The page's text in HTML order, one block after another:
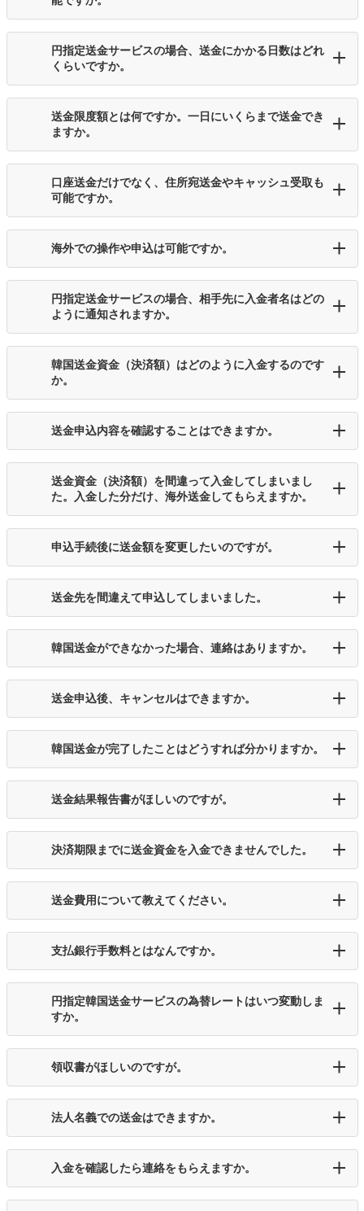
円指定送金サービスの場合、送金にかかる日数はどれ
くらいですか。
送金限度額とは何ですか。一日にいくらまで送金でき
ますか。
口座送金だけでなく、住所宛送金やキャッシュ受取も
可能ですか。
海外での操作や申込は可能ですか。
円指定送金サービスの場合、相手先に入金者名はどの
ように通知されますか。
韓国送金資金（決済額）はどのように入金するのです
か。
送金申込内容を確認することはできますか。
送金資金（決済額）を間違って入金してしまいまし
た。入金した分だけ、海外送金してもらえますか。
申込手続後に送金額を変更したいのですが。
送金先を間違えて申込してしまいました。
韓国送金ができなかった場合、連絡はありますか。
送金申込後、キャンセルはできますか。
韓国送金が完了したことはどうすれば分かりますか。
送金結果報告書がほしいのですが。
決済期限までに送金資金を入金できませんでした。
送金費用について教えてください。
支払銀行手数料とはなんですか。
円指定韓国送金サービスの為替レートはいつ変動しま
すか。
領収書がほしいのですが。
法人名義での送金はできますか。
入金を確認したら連絡をもらえますか。